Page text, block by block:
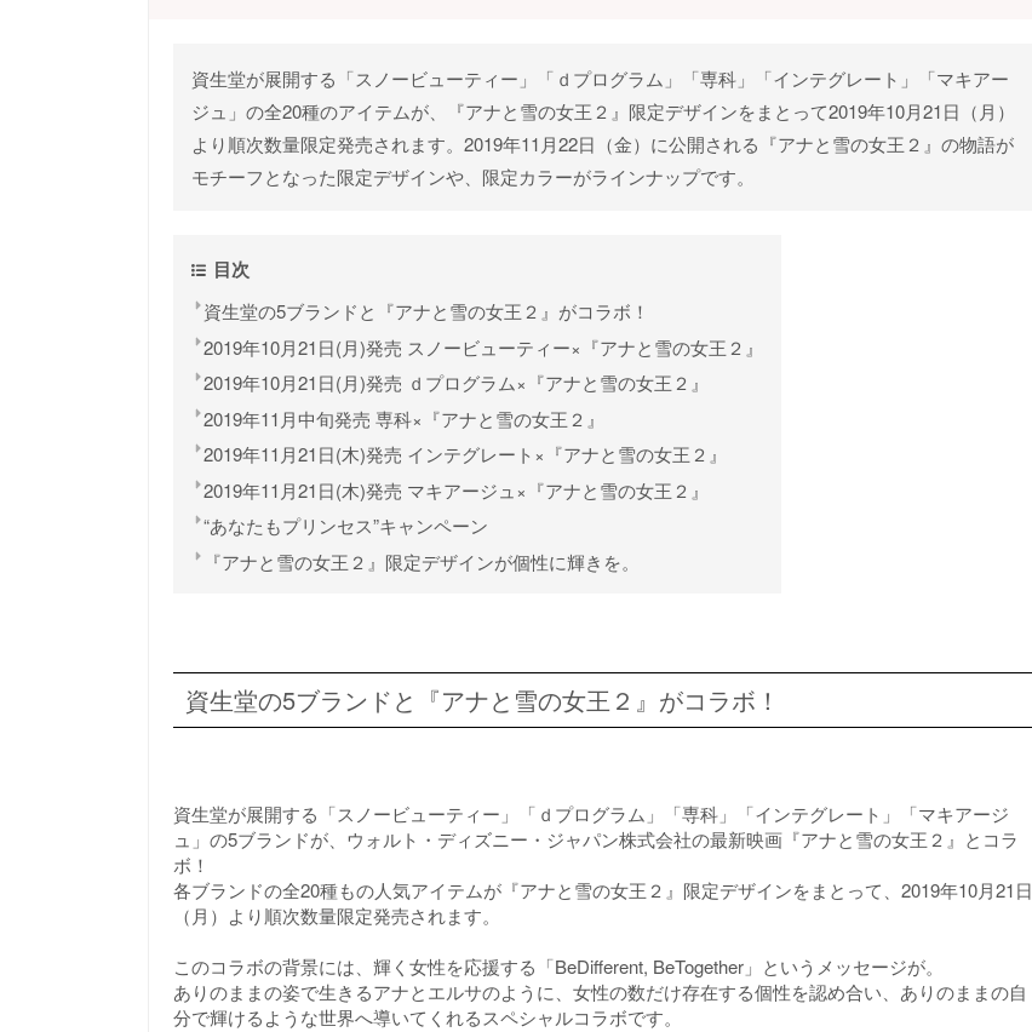
資生堂が展開する「スノービューティー」「ｄプログラム」「専科」「インテグレート」「マキアー
ジュ」の全20種のアイテムが、『アナと雪の女王２』限定デザインをまとって2019年10月21日（月）
より順次数量限定発売されます。2019年11月22日（金）に公開される『アナと雪の女王２』の物語が
モチーフとなった限定デザインや、限定カラーがラインナップです。
目次
資生堂の5ブランドと『アナと雪の女王２』がコラボ！
2019年10月21日(月)発売 スノービューティー×『アナと雪の女王２』
2019年10月21日(月)発売 ｄプログラム×『アナと雪の女王２』
2019年11月中旬発売 専科×『アナと雪の女王２』
2019年11月21日(木)発売 インテグレート×『アナと雪の女王２』
2019年11月21日(木)発売 マキアージュ×『アナと雪の女王２』
“あなたもプリンセス”キャンペーン
『アナと雪の女王２』限定デザインが個性に輝きを。
資生堂の5ブランドと『アナと雪の女王２』がコラボ！
資生堂が展開する「スノービューティー」「ｄプログラム」「専科」「インテグレート」「マキアージ
ュ」の5ブランドが、ウォルト・ディズニー・ジャパン株式会社の最新映画『アナと雪の女王２』とコラ
ボ！
各ブランドの全20種もの人気アイテムが『アナと雪の女王２』限定デザインをまとって、2019年10月21日
（月）より順次数量限定発売されます。
このコラボの背景には、輝く女性を応援する「BeDifferent, BeTogether」というメッセージが。
ありのままの姿で生きるアナとエルサのように、女性の数だけ存在する個性を認め合い、ありのままの自
分で輝けるような世界へ導いてくれるスペシャルコラボです。